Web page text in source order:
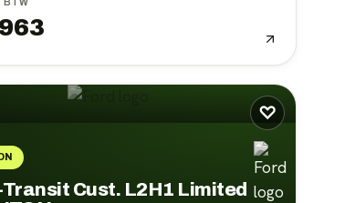
BTW
♡
Transit Cust. L2H1 Limited